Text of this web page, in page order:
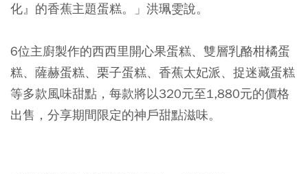
化』的香蕉主題蛋糕。」洪珮雯說。
6位主廚製作的西西里開心果蛋糕、雙層乳酪柑橘蛋
糕、薩赫蛋糕、栗子蛋糕、香蕉太妃派、捉迷藏蛋糕
等多款風味甜點，每款將以320元至1,880元的價格
出售，分享期間限定的神戶甜點滋味。